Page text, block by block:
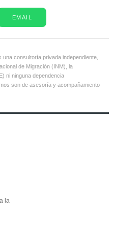
EMAIL
una consultoría privada independiente,
de Migración (INM), la
ni ninguna dependencia
son de asesoría y acompañamiento
la